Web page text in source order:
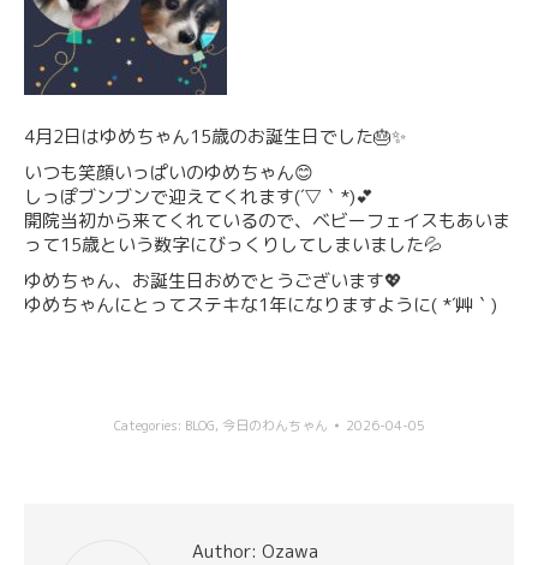
4月2日はゆめちゃん15歳のお誕生日でした🎂✨
いつも笑顔いっぱいのゆめちゃん😊
しっぽブンブンで迎えてくれます(´▽｀*)💕
開院当初から来てくれているので、ベビーフェイスもあいま
って15歳という数字にびっくりしてしまいました💦
ゆめちゃん、お誕生日おめでとうございます💖
ゆめちゃんにとってステキな1年になりますように( *´艸｀)
Categories: BLOG, 今日のわんちゃん 2026-04-05
Author: Ozawa